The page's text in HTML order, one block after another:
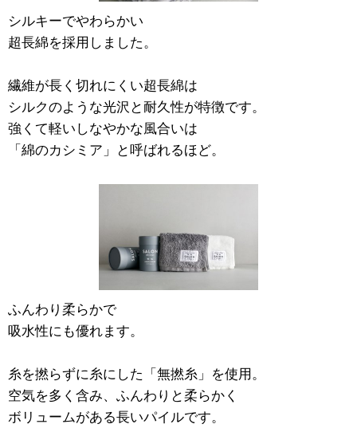
シルキーでやわらかい
超長綿を採用しました。
繊維が長く切れにくい超長綿は
シルクのような光沢と耐久性が特徴です。
強くて軽いしなやかな風合いは
「綿のカシミア」と呼ばれるほど。
ふんわり柔らかで
吸水性にも優れます。
糸を撚らずに糸にした「無撚糸」を使用。
空気を多く含み、ふんわりと柔らかく
ボリュームがある長いパイルです。